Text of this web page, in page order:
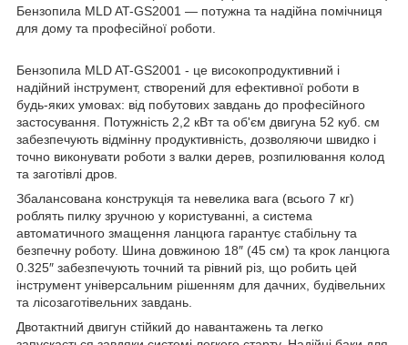
Бензопила MLD AT-GS2001 — потужна та надійна помічниця
для дому та професійної роботи.
Бензопила MLD AT-GS2001 - це високопродуктивний і
надійний інструмент, створений для ефективної роботи в
будь-яких умовах: від побутових завдань до професійного
застосування. Потужність 2,2 кВт та об'єм двигуна 52 куб. см
забезпечують відмінну продуктивність, дозволяючи швидко і
точно виконувати роботи з валки дерев, розпилювання колод
та заготівлі дров.
Збалансована конструкція та невелика вага (всього 7 кг)
роблять пилку зручною у користуванні, а система
автоматичного змащення ланцюга гарантує стабільну та
безпечну роботу. Шина довжиною 18″ (45 см) та крок ланцюга
0.325″ забезпечують точний та рівний різ, що робить цей
інструмент універсальним рішенням для дачних, будівельних
та лісозаготівельних завдань.
Двотактний двигун стійкий до навантажень та легко